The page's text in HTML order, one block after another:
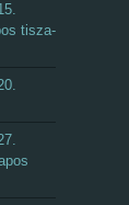
tisza-